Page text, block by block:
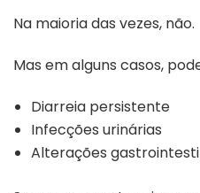
Na maioria das vezes, não.
Mas em alguns casos,
Diarreia persistente
Infecções urinárias
Alterações